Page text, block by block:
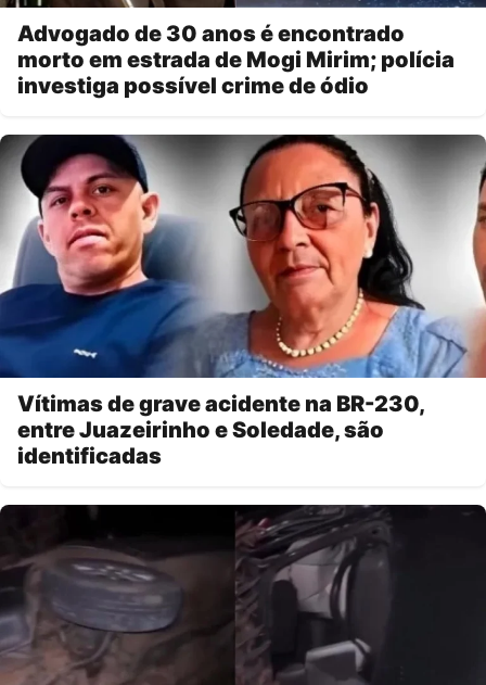
Advogado de 30 anos é encontrado
morto em estrada de Mogi Mirim; polícia
investiga possível crime de ódio
Vítimas de grave acidente na BR-230,
entre Juazeirinho e Soledade, são
identificadas